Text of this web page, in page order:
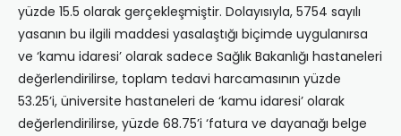
yüzde 15.5 olarak gerçekleşmiştir. Dolayısıyla, 5754 sayılı
yasanın bu ilgili maddesi yasalaştığı biçimde uygulanırsa
ve ‘kamu idaresi’ olarak sadece Sağlık Bakanlığı hastaneleri
değerlendirilirse, toplam tedavi harcamasının yüzde
53.25’i, üniversite hastaneleri de ‘kamu idaresi’ olarak
değerlendirilirse, yüzde 68.75’i ‘fatura ve dayanağı belge